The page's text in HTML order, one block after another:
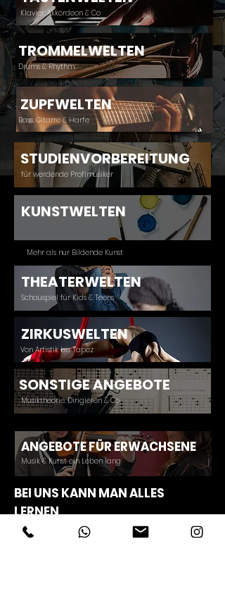
Klavier, Akkordeon & Co
TROMMELWELTEN
Drums & Rhythm
Bass, Gitarre & Harfe
ZUPFWELTEN
für werdende Profimusiker
STUDIENVORBEREITUNG
KUNSTWELTEN
Mehr als nur Bildende Kunst
Schauspiel für Kids & Teens
THEATERWELTEN
Von Artistik bis Tapez
ZIRKUSWELTEN
Musiktheorie, Dirigieren & Co
SONSTIGE ANGEBOTE
ANGEBOTE FÜR ERWACHSENE
Musik & Kunst ein Leben lang
BEI UNS KANN MAN ALLES
LERNEN
Unsere Lehrkräfte sind in der tagtäglichen Arbeit mit
Euch nicht nur hoch motiviert und engagiert, sondern